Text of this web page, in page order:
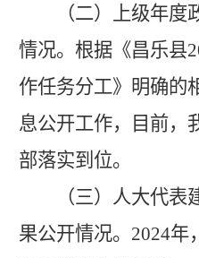
（二）上级年
情况。 根据《昌乐县
作任务分工》明确的
息公开工作，目前，
部落实到位。
（三）人大代
果公开情况。 2024年